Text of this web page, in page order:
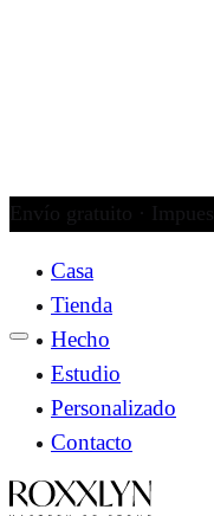
Envío gratuito ·
Casa
Tienda
Hecho
Estudio
Personalizado
Contacto